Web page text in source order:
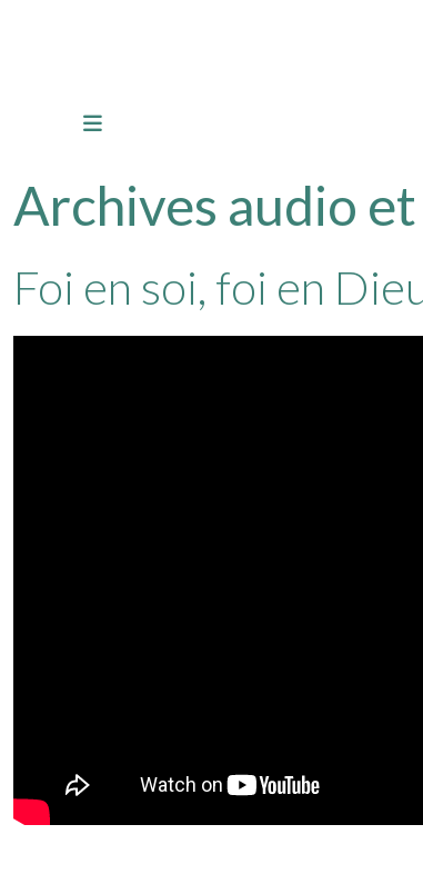
Archives audio
Foi en soi, foi en